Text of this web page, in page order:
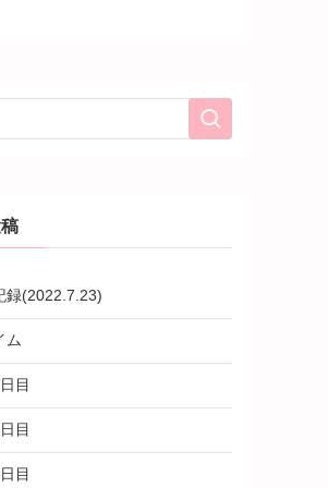
録(2022.7.23)
ム
目
目
目